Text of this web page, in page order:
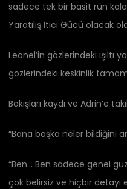
sadece tek bir basit rün
Yaratılış İtici Gücü olacak
Leonel’in gözlerindeki ışıltı
gözlerindeki keskinlik
Bakışları kaydı ve Adrin’e
“Bana başka neler bildiğini
“Ben… Ben sadece genel
çok belirsiz ve hiçbir detayı